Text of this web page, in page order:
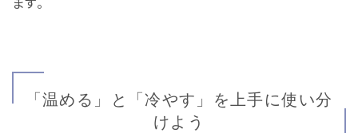
「温める」と「冷やす」を上手に使い分
けよう